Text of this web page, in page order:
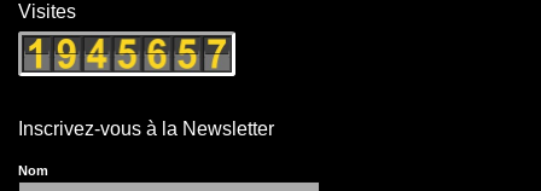
Visites
Inscrivez-vous à la Newsletter
Nom